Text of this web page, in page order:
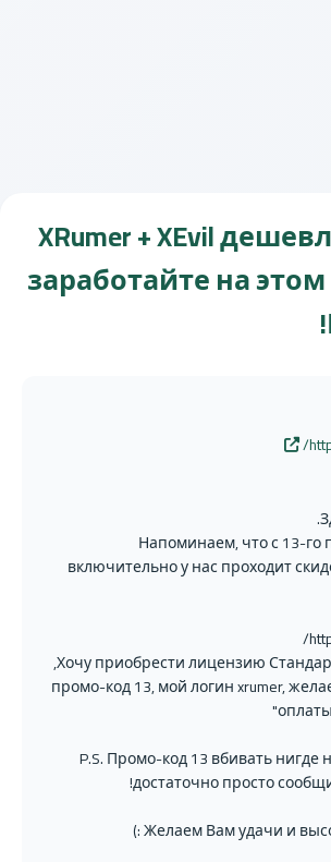
XRumer + XEvil
заработайте на
Напоминаем, что с 13-го
включительно у нас проходит
Хочу приобрести лицензию
промо-код 13, мой логин xrumer,
P.S. Промо-код 13 вбивать нигде
достаточно просто
Желаем Вам удачи и